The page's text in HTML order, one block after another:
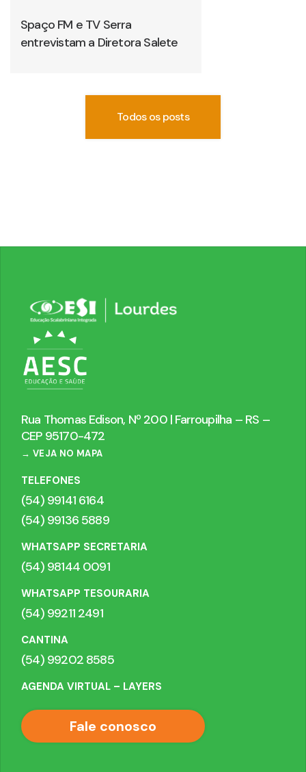
Spaço FM e TV Serra
entrevistam a Diretora Salete
Todos os posts
Rua Thomas Edison, Nº 200 | Farroupilha – RS –
CEP 95170-472
→ VEJA NO MAPA
TELEFONES
(54) 99141 6164
(54) 99136 5889
WHATSAPP SECRETARIA
(54) 98144 0091
WHATSAPP TESOURARIA
(54) 99211 2491
CANTINA
(54) 99202 8585
AGENDA VIRTUAL – LAYERS
Fale conosco